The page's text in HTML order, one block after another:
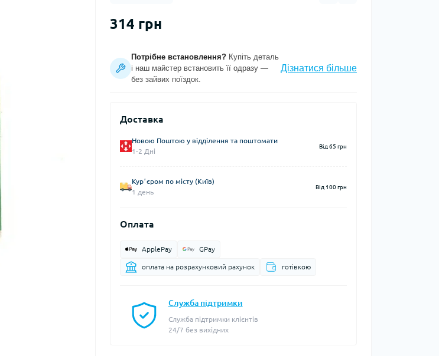
314 грн
Потрібне встановлення?Купіть деталь
і наш майстер встановить її одразу —
без зайвих поїздок.
Дізнатися більше
Доставка
Новою Поштою у відділення та поштомати
1-2 Дні
Від 65 грн
Курʼєром по місту (Київ)
1 день
Від 100 грн
Оплата
ApplePay GPay
оплата на розрахунковий рахунок готівкою
Служба підтримки
Служба підтримки клієнтів
24/7 без вихідних